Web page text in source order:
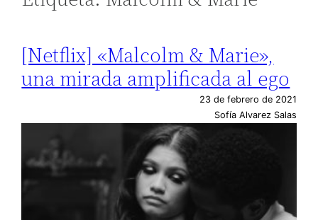
[Netflix] «Malcolm & Marie»,
una mirada amplificada al ego
23 de febrero de 2021
Sofía Alvarez Salas